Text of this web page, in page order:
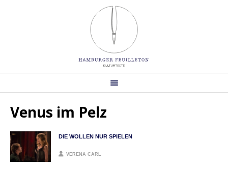
Venus im Pelz
DIE WOLLEN NUR SPIELEN
VERENA CARL